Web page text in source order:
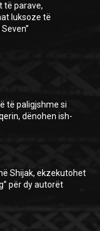
të parave,
luksoze të
të paligjshme si
dënohen ish-
Shijak, ekzekutohet
për dy autorët